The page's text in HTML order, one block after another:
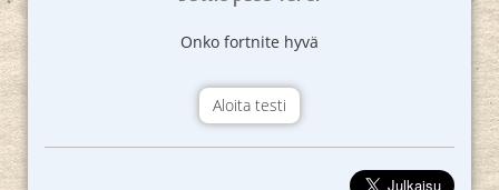
Onko fortnite hyvä
Aloita testi